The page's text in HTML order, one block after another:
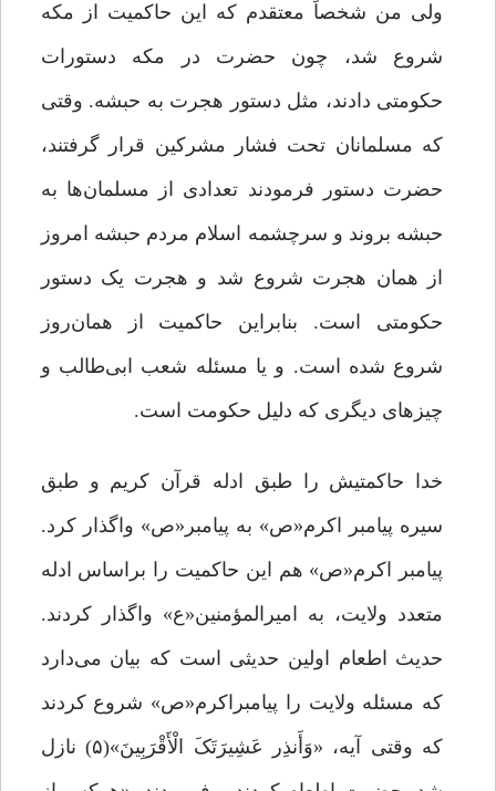
ولی من شخصاً معتقدم که این حاکمیت از مکه
شروع شد، چون حضرت در مکه دستورات
حکومتی دادند، مثل دستور هجرت به حبشه. وقتی
که مسلمانان تحت فشار مشرکین قرار گرفتند،
حضرت دستور فرمودند تعدادی از مسلمان‌ها به
حبشه بروند و سرچشمه اسلام مردم حبشه امروز
از همان هجرت شروع شد و هجرت یک دستور
حکومتی است. بنابراین حاکمیت از همان‌روز
شروع شده است. و یا مسئله شعب ابی‌طالب و
چیزهای دیگری که دلیل حکومت است.
خدا حاکمتیش را طبق ادله قرآن کریم و طبق
سیره پیامبر اکرم«ص» به پیامبر«ص» واگذار کرد.
پیامبر اکرم«ص» هم این حاکمیت را براساس ادله
متعدد ولایت، به امیرالمؤمنین«ع» واگذار کردند.
حدیث اطعام اولین حدیثی است که بیان می‌دارد
که مسئله ولایت را پیامبراکرم«ص» شروع کردند
که وقتی آیه، «وَأَنذِر عَشِیرَتَکَ الْأَقْرَبِینَ»(۵) نازل